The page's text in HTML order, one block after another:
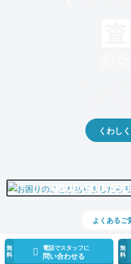
無
料
電話でスタッフに
問い合わせる
無
料
くわし
0800-500-
よくあるご